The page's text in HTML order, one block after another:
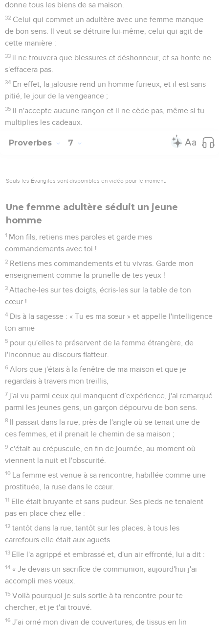
donne tous les biens de sa maison.
32 Celui qui commet un adultère avec une femme manque
de bon sens. Il veut se détruire lui-même, celui qui agit de
cette manière :
33 il ne trouvera que blessures et déshonneur, et sa honte ne
s'effacera pas.
34 En effet, la jalousie rend un homme furieux, et il est sans
pitié, le jour de la vengeance ;
35 il n'accepte aucune rançon et il ne cède pas, même si tu
multiplies les cadeaux.
Proverbes 7
Seuls les Évangiles sont disponibles en vidéo pour le moment.
Une femme adultère séduit un jeune
homme
1 Mon fils, retiens mes paroles et garde mes
commandements avec toi !
2 Retiens mes commandements et tu vivras. Garde mon
enseignement comme la prunelle de tes yeux !
3 Attache-les sur tes doigts, écris-les sur la table de ton
cœur !
4 Dis à la sagesse : « Tu es ma sœur » et appelle l'intelligence
ton amie
5 pour qu'elles te préservent de la femme étrangère, de
l'inconnue au discours flatteur.
6 Alors que j'étais à la fenêtre de ma maison et que je
regardais à travers mon treillis,
7 j'ai vu parmi ceux qui manquent d’expérience, j'ai remarqué
parmi les jeunes gens, un garçon dépourvu de bon sens.
8 Il passait dans la rue, près de l'angle où se tenait une de
ces femmes, et il prenait le chemin de sa maison ;
9 c'était au crépuscule, en fin de journée, au moment où
viennent la nuit et l'obscurité.
10 La femme est venue à sa rencontre, habillée comme une
prostituée, la ruse dans le cœur.
11 Elle était bruyante et sans pudeur. Ses pieds ne tenaient
pas en place chez elle :
12 tantôt dans la rue, tantôt sur les places, à tous les
carrefours elle était aux aguets.
13 Elle l'a agrippé et embrassé et, d'un air effronté, lui a dit :
14 « Je devais un sacrifice de communion, aujourd'hui j'ai
accompli mes vœux.
15 Voilà pourquoi je suis sortie à ta rencontre pour te
chercher, et je t'ai trouvé.
16 J'ai orné mon divan de couvertures, de tissus en lin